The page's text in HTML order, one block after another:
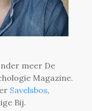
meer De
Magazine.
Savelsbos,
Bij.